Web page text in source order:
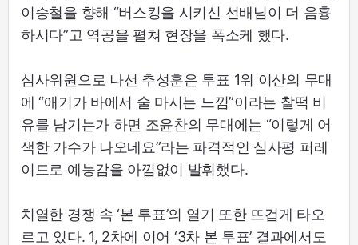
이승철을 향해 “버스킹을 시키신 선배님이 더 음흉
하시다”고 역공을 펼쳐 현장을 폭소케 했다.
심사위원으로 나선 추성훈은 투표 1위 이산의 무대
에 “애기가 바에서 술 마시는 느낌”이라는 찰떡 비
유를 남기는가 하면 조윤찬의 무대에는 “이렇게 어
색한 가수가 나오네요”라는 파격적인 심사평 퍼레
이드로 예능감을 아낌없이 발휘했다.
치열한 경쟁 속 ‘본 투표’의 열기 또한 뜨겁게 타오
르고 있다. 1, 2차에 이어 ‘3차 본 투표’ 결과에서도